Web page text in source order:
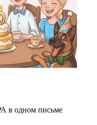
в одном письме